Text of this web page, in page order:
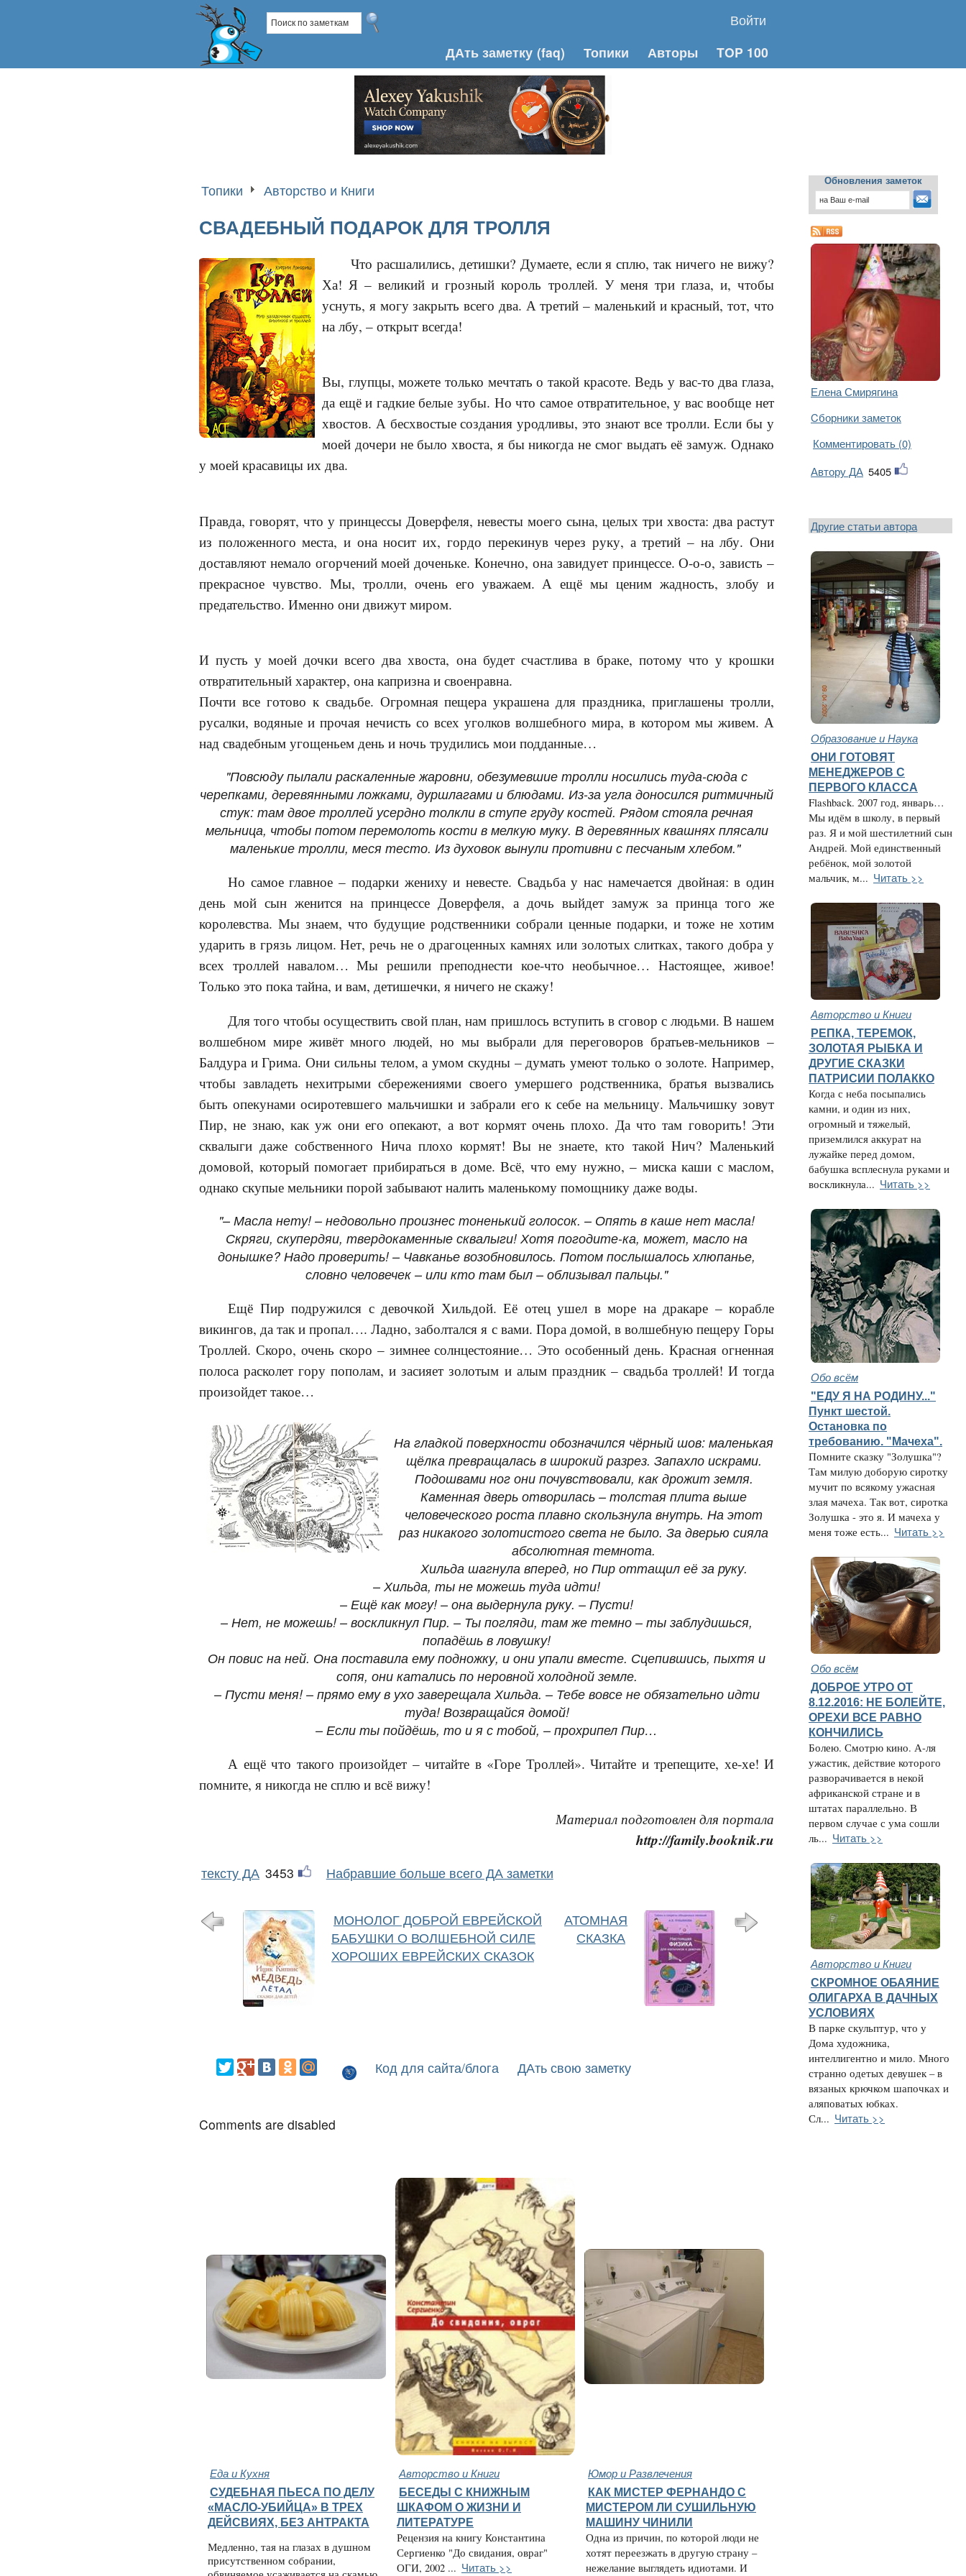
Войти
ДАть заметку (faq) Топики Авторы TOP 100
Топики Авторство и Книги
СВАДЕБНЫЙ ПОДАРОК ДЛЯ ТРОЛЛЯ
Что расшалились, детишки? Думаете, если я сплю, так ничего не вижу?
Ха! Я – великий и грозный король троллей. У меня три глаза, и, чтобы
уснуть, я могу закрыть всего два. А третий – маленький и красный, тот, что
на лбу, – открыт всегда!
Вы, глупцы, можете только мечтать о такой красоте. Ведь у вас-то два глаза,
да ещё и гадкие белые зубы. Но что самое отвратительное, у вас вообще нет
хвостов. А бесхвостые создания уродливы, это знают все тролли. Если бы у
моей дочери не было хвоста, я бы никогда не смог выдать её замуж. Однако
у моей красавицы их два.
Правда, говорят, что у принцессы Доверфеля, невесты моего сына, целых три хвоста: два растут
из положенного места, и она носит их, гордо перекинув через руку, а третий – на лбу. Они
доставляют немало огорчений моей доченьке. Конечно, она завидует принцессе. О-о-о, зависть –
прекрасное чувство. Мы, тролли, очень его уважаем. А ещё мы ценим жадность, злобу и
предательство. Именно они движут миром.
И пусть у моей дочки всего два хвоста, она будет счастлива в браке, потому что у крошки
отвратительный характер, она капризна и своенравна.
Почти все готово к свадьбе. Огромная пещера украшена для праздника, приглашены тролли,
русалки, водяные и прочая нечисть со всех уголков волшебного мира, в котором мы живем. А
над свадебным угощеньем день и ночь трудились мои подданные…
"Повсюду пылали раскаленные жаровни, обезумевшие тролли носились туда-сюда с
черепками, деревянными ложками, дуршлагами и блюдами. Из-за угла доносился ритмичный
стук: там двое троллей усердно толкли в ступе груду костей. Рядом стояла речная
мельница, чтобы потом перемолоть кости в мелкую муку. В деревянных квашнях плясали
маленькие тролли, меся тесто. Из духовок вынули противни с песчаным хлебом."
Но самое главное – подарки жениху и невесте. Свадьба у нас намечается двойная: в один
день мой сын женится на принцессе Доверфеля, а дочь выйдет замуж за принца того же
королевства. Мы знаем, что будущие родственники собрали ценные подарки, и тоже не хотим
ударить в грязь лицом. Нет, речь не о драгоценных камнях или золотых слитках, такого добра у
всех троллей навалом… Мы решили преподнести кое-что необычное… Настоящее, живое!
Только это пока тайна, и вам, детишечки, я ничего не скажу!
Для того чтобы осуществить свой план, нам пришлось вступить в сговор с людьми. В нашем
волшебном мире живёт много людей, но мы выбрали для переговоров братьев-мельников –
Балдура и Грима. Они сильны телом, а умом скудны – думать умеют только о золоте. Например,
чтобы завладеть нехитрыми сбережениями своего умершего родственника, братья вызвались
быть опекунами осиротевшего мальчишки и забрали его к себе на мельницу. Мальчишку зовут
Пир, не знаю, как уж они его опекают, а вот кормят очень плохо. Да что там говорить! Эти
сквалыги даже собственного Нича плохо кормят! Вы не знаете, кто такой Нич? Маленький
домовой, который помогает прибираться в доме. Всё, что ему нужно, – миска каши с маслом,
однако скупые мельники порой забывают налить маленькому помощнику даже воды.
"– Масла нету! – недовольно произнес тоненький голосок. – Опять в каше нет масла!
Скряги, скупердяи, твердокаменные сквалыги! Хотя погодите-ка, может, масло на
донышке? Надо проверить! – Чавканье возобновилось. Потом послышалось хлюпанье,
словно человечек – или кто там был – облизывал пальцы."
Ещё Пир подружился с девочкой Хильдой. Её отец ушел в море на дракаре – корабле
викингов, да так и пропал…. Ладно, заболтался я с вами. Пора домой, в волшебную пещеру Горы
Троллей. Скоро, очень скоро – зимнее солнцестояние… Это особенный день. Красная огненная
полоса расколет гору пополам, и засияет золотым и алым праздник – свадьба троллей! И тогда
произойдет такое…
На гладкой поверхности обозначился чёрный шов: маленькая
щёлка превращалась в широкий разрез. Запахло искрами.
Подошвами ног они почувствовали, как дрожит земля.
Каменная дверь отворилась – толстая плита выше
человеческого роста плавно скользнула внутрь. На этот
раз никакого золотистого света не было. За дверью сияла
абсолютная темнота.
Хильда шагнула вперед, но Пир оттащил её за руку.
– Хильда, ты не можешь туда идти!
– Ещё как могу! – она выдернула руку. – Пусти!
– Нет, не можешь! – воскликнул Пир. – Ты погляди, там же темно – ты заблудишься,
попадёшь в ловушку!
Он повис на ней. Она поставила ему подножку, и они упали вместе. Сцепившись, пыхтя и
сопя, они катались по неровной холодной земле.
– Пусти меня! – прямо ему в ухо заверещала Хильда. – Тебе вовсе не обязательно идти
туда! Возвращайся домой!
– Если ты пойдёшь, то и я с тобой, – прохрипел Пир…
А ещё что такого произойдет – читайте в «Горе Троллей». Читайте и трепещите, хе-хе! И
помните, я никогда не сплю и всё вижу!
Материал подготовлен для портала
http://family.booknik.ru
тексту ДА 3453 Набравшие больше всего ДА заметки
МОНОЛОГ ДОБРОЙ ЕВРЕЙСКОЙ
БАБУШКИ О ВОЛШЕБНОЙ СИЛЕ
ХОРОШИХ ЕВРЕЙСКИХ СКАЗОК
АТОМНАЯ
СКАЗКА
Код для сайта/блога ДАть свою заметку
Comments are disabled
Еда и Кухня Авторство и Книги Юмор и Развлечения
СУДЕБНАЯ ПЬЕСА ПО ДЕЛУ
«МАСЛО-УБИЙЦА» В ТРЕХ
ДЕЙСВИЯХ, БЕЗ АНТРАКТА
Медленно, тая на глазах в душном
присутственном собрании,
БЕСЕДЫ С КНИЖНЫМ
ШКАФОМ О ЖИЗНИ И
ЛИТЕРАТУРЕ
Рецензия на книгу Константина
Сергиенко "До свидания, овраг"
ОГИ, 2002 ... Читать >>
КАК МИСТЕР ФЕРНАНДО С
МИСТЕРОМ ЛИ СУШИЛЬНУЮ
МАШИНУ ЧИНИЛИ
Одна из причин, по которой люди не
хотят переезжать в другую страну –
нежелание выглядеть идиотами. И
Обновления заметок
Елена Смирягина
Cборники заметок
Комментировать (0)
Автору ДА 5405
Другие статьи автора
Образование и Наука
ОНИ ГОТОВЯТ
МЕНЕДЖЕРОВ С
ПЕРВОГО КЛАССА
Flashback. 2007 год, январь…
Мы идём в школу, в первый
раз. Я и мой шестилетний сын
Андрей. Мой единственный
ребёнок, мой золотой
мальчик, м... Читать >>
Авторство и Книги
РЕПКА, ТЕРЕМОК,
ЗОЛОТАЯ РЫБКА И
ДРУГИЕ СКАЗКИ
ПАТРИСИИ ПОЛАККО
Когда с неба посыпались
камни, и один из них,
огромный и тяжелый,
приземлился аккурат на
лужайке перед домом,
бабушка всплеснула руками и
воскликнула... Читать >>
Обо всём
"ЕДУ Я НА РОДИНУ..."
Пункт шестой.
Остановка по
требованию. "Мачеха".
Помните сказку "Золушка"?
Там милую доборую сиротку
мучит по всякому ужасная
злая мачеха. Так вот, сиротка
Золушка - это я. И мачеха у
меня тоже есть... Читать >>
Обо всём
ДОБРОЕ УТРО ОТ
8.12.2016: НЕ БОЛЕЙТЕ,
ОРЕХИ ВСЕ РАВНО
КОНЧИЛИСЬ
Болею. Смотрю кино. А-ля
ужастик, действие которого
разворачивается в некой
африканской стране и в
штатах параллельно. В
первом случае с ума сошли
ль... Читать >>
Авторство и Книги
СКРОМНОЕ ОБАЯНИЕ
ОЛИГАРХА В ДАЧНЫХ
УСЛОВИЯХ
В парке скульптур, что у
Дома художника,
интеллигентно и мило. Много
странно одетых девушек – в
вязаных крючком шапочках и
аляповатых юбках.
Сл... Читать >>